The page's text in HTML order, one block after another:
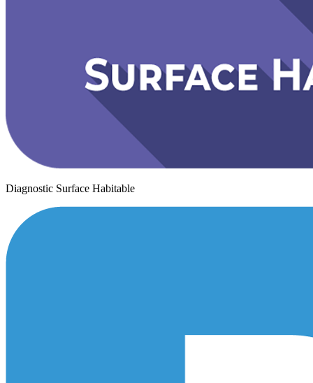
Diagnostic Surface Habitable